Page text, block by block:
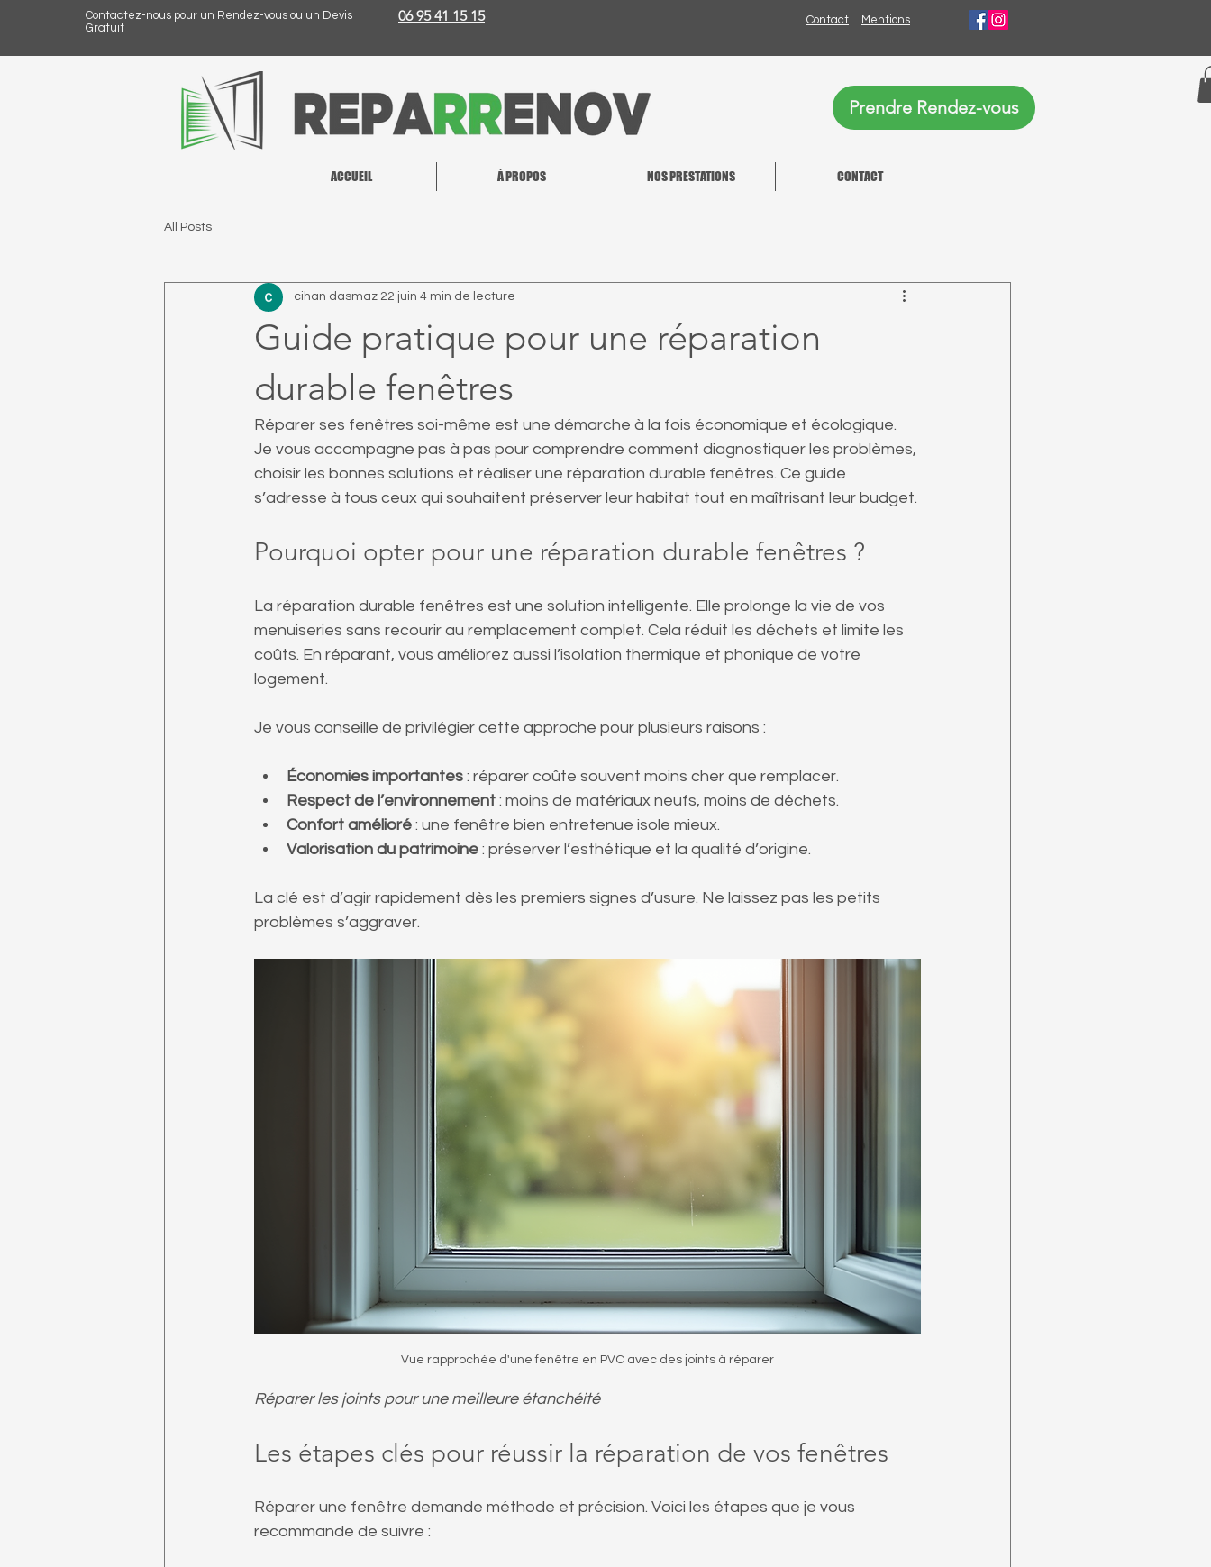
Contactez-nous pour un Rendez-vous ou un Devis
Gratuit
06 95 41 15 15 Contact Mentions
Prendre Rendez-vous
ACCUEIL À PROPOS NOS PRESTATIONS CONTACT
All Posts
Guide pratique pour une réparation
durable fenêtres
cihan dasmaz 22 juin 4 min de lecture
Réparer ses fenêtres soi-même est une démarche à la fois économique et écologique.
Je vous accompagne pas à pas pour comprendre comment diagnostiquer les problèmes,
choisir les bonnes solutions et réaliser une réparation durable fenêtres. Ce guide
s’adresse à tous ceux qui souhaitent préserver leur habitat tout en maîtrisant leur budget.
Pourquoi opter pour une réparation durable fenêtres ?
La réparation durable fenêtres est une solution intelligente. Elle prolonge la vie de vos
menuiseries sans recourir au remplacement complet. Cela réduit les déchets et limite les
coûts. En réparant, vous améliorez aussi l’isolation thermique et phonique de votre
logement.
Je vous conseille de privilégier cette approche pour plusieurs raisons :
Économies importantes : réparer coûte souvent moins cher que remplacer.
Respect de l’environnement : moins de matériaux neufs, moins de déchets.
Confort amélioré : une fenêtre bien entretenue isole mieux.
Valorisation du patrimoine : préserver l’esthétique et la qualité d’origine.
La clé est d’agir rapidement dès les premiers signes d’usure. Ne laissez pas les petits
problèmes s’aggraver.
Vue rapprochée d'une fenêtre en PVC avec des joints à réparer
Réparer les joints pour une meilleure étanchéité
Les étapes clés pour réussir la réparation de vos fenêtres
Réparer une fenêtre demande méthode et précision. Voici les étapes que je vous
recommande de suivre :